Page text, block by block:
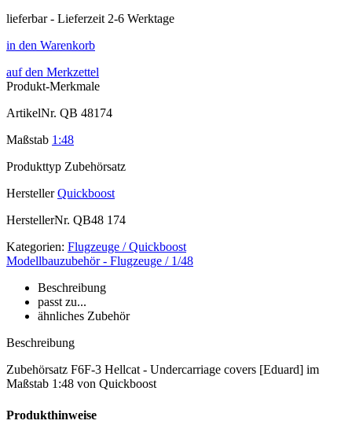
lieferbar - Lieferzeit 2-6 Werktage
in den Warenkorb
auf den Merkzettel
Produkt-Merkmale
ArtikelNr. QB 48174
Maßstab 1:48
Produkttyp Zubehörsatz
Hersteller Quickboost
HerstellerNr. QB48 174
Kategorien: Flugzeuge / Quickboost
Modellbauzubehör - Flugzeuge / 1/48
Beschreibung
passt zu...
ähnliches Zubehör
Beschreibung
Zubehörsatz F6F-3 Hellcat - Undercarriage covers [Eduard] im
Maßstab 1:48 von Quickboost
Produkthinweise